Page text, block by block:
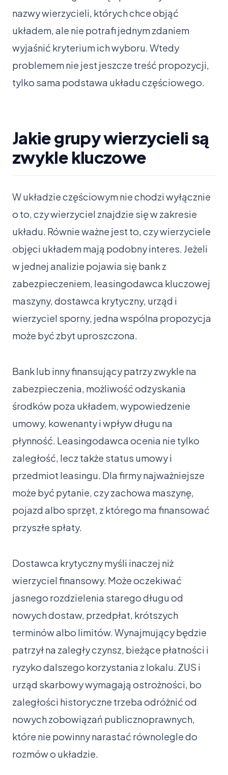
nazwy wierzycieli, których chce objąć
układem, ale nie potrafi jednym zdaniem
wyjaśnić kryterium ich wyboru. Wtedy
problemem nie jest jeszcze treść propozycji,
tylko sama podstawa układu częściowego.
Jakie grupy wierzycieli są
zwykle kluczowe
W układzie częściowym nie chodzi wyłącznie
o to, czy wierzyciel znajdzie się w zakresie
układu. Równie ważne jest to, czy wierzyciele
objęci układem mają podobny interes. Jeżeli
w jednej analizie pojawia się bank z
zabezpieczeniem, leasingodawca kluczowej
maszyny, dostawca krytyczny, urząd i
wierzyciel sporny, jedna wspólna propozycja
może być zbyt uproszczona.
Bank lub inny finansujący patrzy zwykle na
zabezpieczenia, możliwość odzyskania
środków poza układem, wypowiedzenie
umowy, kowenanty i wpływ długu na
płynność. Leasingodawca ocenia nie tylko
zaległość, lecz także status umowy i
przedmiot leasingu. Dla firmy najważniejsze
może być pytanie, czy zachowa maszynę,
pojazd albo sprzęt, z którego ma finansować
przyszłe spłaty.
Dostawca krytyczny myśli inaczej niż
wierzyciel finansowy. Może oczekiwać
jasnego rozdzielenia starego długu od
nowych dostaw, przedpłat, krótszych
terminów albo limitów. Wynajmujący będzie
patrzył na zaległy czynsz, bieżące płatności i
ryzyko dalszego korzystania z lokalu. ZUS i
urząd skarbowy wymagają ostrożności, bo
zaległości historyczne trzeba odróżnić od
nowych zobowiązań publicznoprawnych,
które nie powinny narastać równolegle do
rozmów o układzie.